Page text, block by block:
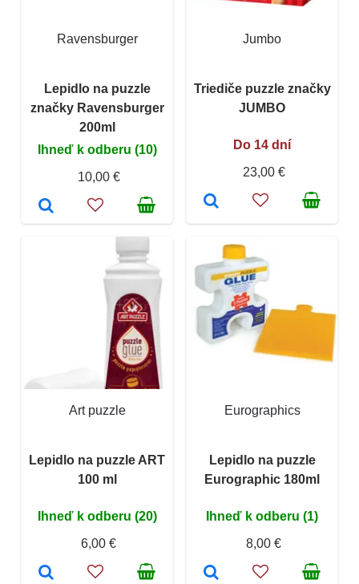
Ravensburger
Lepidlo na puzzle
značky Ravensburger
200ml
Ihneď k odberu (10)
10,00 €
Jumbo
Triediče puzzle značky
JUMBO
Do 14 dní
23,00 €
Art puzzle
Lepidlo na puzzle ART
100 ml
Ihneď k odberu (20)
6,00 €
Eurographics
Lepidlo na puzzle
Eurographic 180ml
Ihneď k odberu (1)
8,00 €